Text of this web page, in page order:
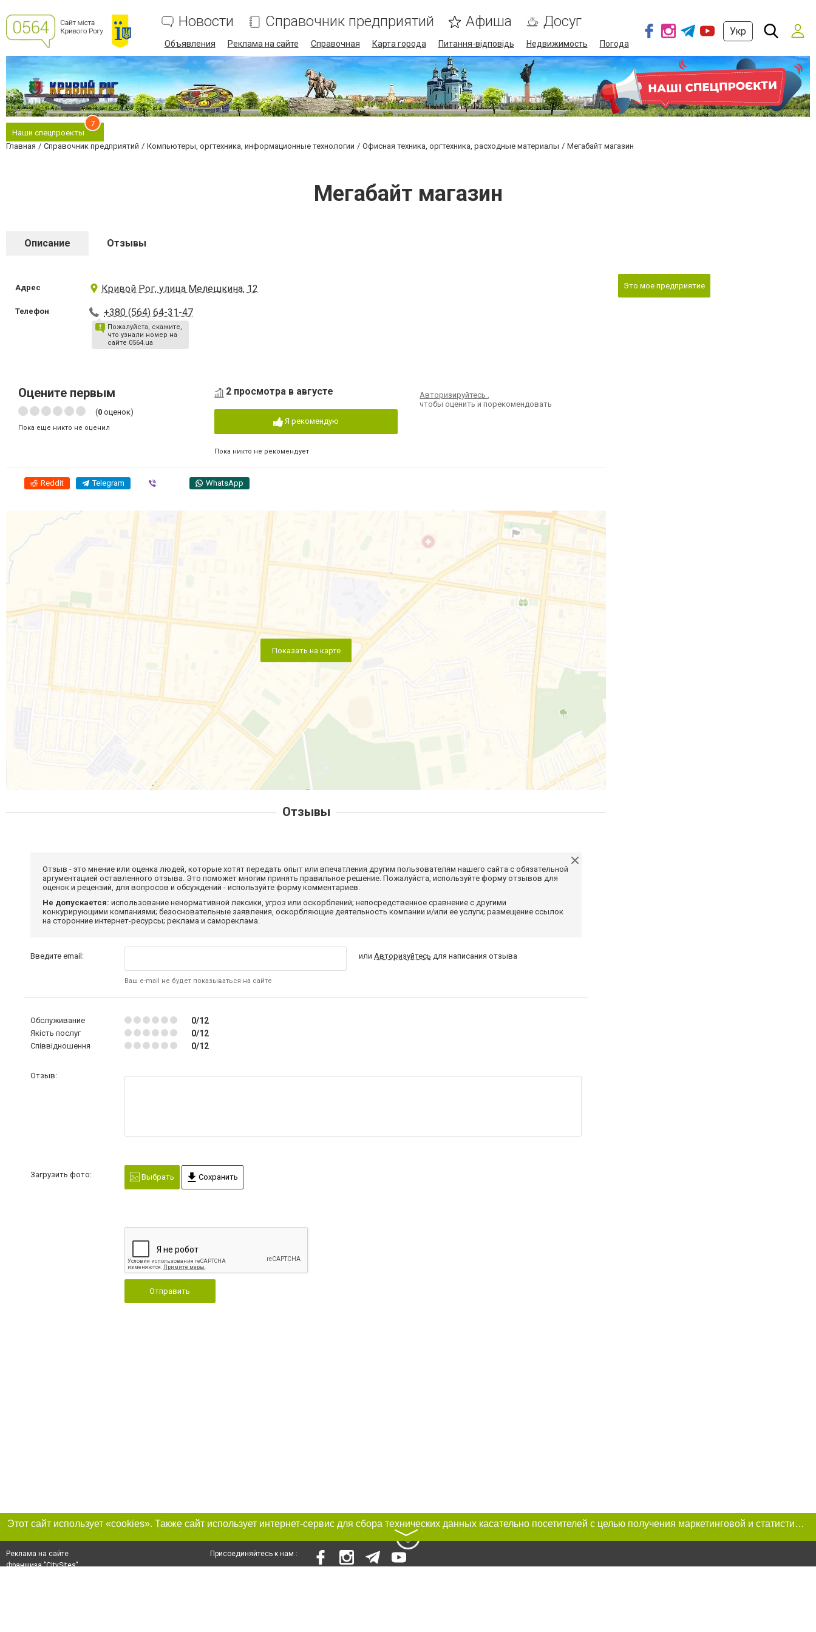
Новости Справочник предприятий Афиша Досуг
Объявления Реклама на сайте Справочная Карта города Питання-відповідь Недвижимость Погода
Укр
Наши спецпроекты
7
Главная Справочник предприятий Компьютеры, оргтехника, информационные технологии Офисная техника, оргтехника, расходные материалы Мегабайт магазин
Мегабайт магазин
Описание Отзывы
Адрес Кривой Рог, улица Мелешкина, 12
Телефон +380 (564) 64-31-47
Пожалуйста, скажите,
что узнали номер на
сайте 0564.ua
Оцените первым
(0 оценок)
Пока еще никто не оценил
2 просмотра в августе
Я рекомендую
Пока никто не рекомендует
Авторизируйтесь,
чтобы оценить и порекомендовать
Reddit Telegram WhatsApp
Показать на карте
Это мое предприятие
Отзывы
Отзыв - это мнение или оценка людей, которые хотят передать опыт или впечатления другим пользователям нашего сайта с обязательной
аргументацией оставленного отзыва. Это поможет многим принять правильное решение. Пожалуйста, используйте форму отзывов для
оценок и рецензий, для вопросов и обсуждений - используйте форму комментариев.
Не допускается: использование ненормативной лексики, угроз или оскорблений; непосредственное сравнение с другими
конкурирующими компаниями; безосновательные заявления, оскорбляющие деятельность компании и/или ее услуги; размещение ссылок
на сторонние интернет-ресурсы; реклама и самореклама.
Введите email:
Ваш e-mail не будет показываться на сайте
или Авторизуйтесь для написания отзыва
Обслуживание 0/12
Якість послуг 0/12
Співвідношення 0/12
Отзыв:
Загрузить фото: Выбрать Сохранить
Отправить
Этот сайт использует «cookies». Также сайт использует интернет-сервис для сбора технических данных касательно посетителей с целью получения маркетинговой и статистической информации. Условия обработки данных посетителей сайта см.
〉
Реклама на сайте
Франшиза "CitySites"
Присоединяйтесь к нам :